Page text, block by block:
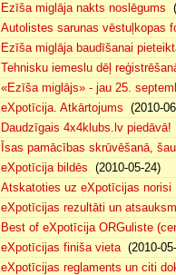
Ezīša miglāja nakts noslēgums
Autolistes sarunas vēstuļkopas
Ezīša miglāja baudīšanai
Tehnisku iemeslu dēļ
«Ezīša miglājs» - jau 25.
eXpotīcija. Atkārtojums (2010-
Daudzīgais 4x4klubs.lv piedāvā!
Īsas pamācības skrūvēšanā,
eXpotīcija bildēs (2010-05-24)
Atskatoties uz eXpotīcijas norisi
eXpotīcijas rezultāti un
Best of eXpotīcija ORGuliste
eXpotīcijas finiša vieta(2010-
eXpotīcijas reglaments un citi